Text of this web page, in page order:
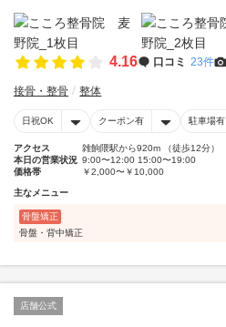
4.16 口コミ 23件
接骨・整骨 整体
日祝OK クーポン有 駐車場有
アクセス
雑餉隈駅から920m （徒歩12分）
本日の営業状況 9:00〜12:00 15:00〜19:00
価格帯
￥2,000〜￥10,000
主なメニュー
骨盤矯正
骨盤・背中矯正
店舗公式